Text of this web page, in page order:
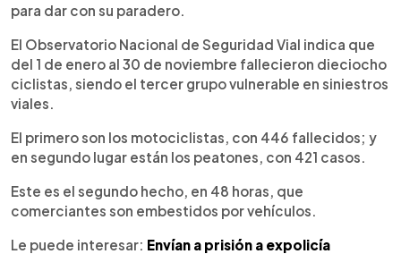
para dar con su paradero.
El Observatorio Nacional de Seguridad Vial indica que
del 1 de enero al 30 de noviembre fallecieron dieciocho
ciclistas, siendo el tercer grupo vulnerable en siniestros
viales.
El primero son los motociclistas, con 446 fallecidos; y
en segundo lugar están los peatones, con 421 casos.
Este es el segundo hecho, en 48 horas, que
comerciantes son embestidos por vehículos.
Le puede interesar: Envían a prisión a expolicía